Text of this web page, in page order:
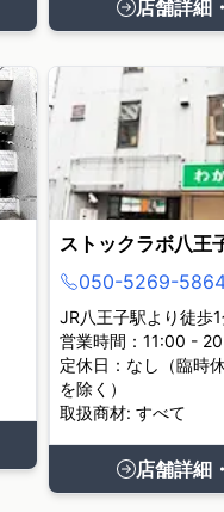
店舗詳細
ストックラボ八王
050-5269-
JR八王子駅より徒歩
営業時間：11:00 -
定休日：なし（臨時
を除く）
取扱商材: すべて
店舗詳細